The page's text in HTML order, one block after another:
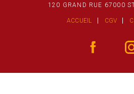
120 GRAND RUE 67000
ACCUEIL CGV